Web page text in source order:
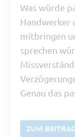
Was würde
Handwerker
mitbringen
sprechen
Genau das
ZUM BEITRAG